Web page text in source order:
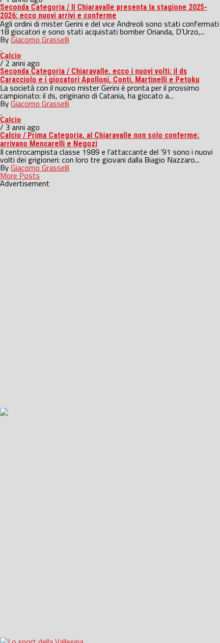
Seconda Categoria / Il Chiaravalle presenta la stagione 2025-
2026: ecco nuovi arrivi e conferme
Agli ordini di mister Gerini e del vice Andreoli sono stati confermati
18 giocatori e sono stati acquistati bomber Orianda, D’Urzo,...
ByGiacomo Grasselli
Calcio
/ 2 anni ago
Seconda Categoria / Chiaravalle, ecco i nuovi volti: il ds
Caracciolo e i giocatori Apolloni, Conti, Martinelli e Petoku
La società con il nuovo mister Gerini è pronta per il prossimo
campionato: il ds, originario di Catania, ha giocato a...
ByGiacomo Grasselli
Calcio
/ 3 anni ago
Calcio / Prima Categoria, al Chiaravalle non solo conferme:
arrivano Mencarelli e Negozi
Il centrocampista classe 1989 e l’attaccante del ’91 sono i nuovi
volti dei grigioneri: con loro tre giovani dalla Biagio Nazzaro...
ByGiacomo Grasselli
More Posts
Advertisement